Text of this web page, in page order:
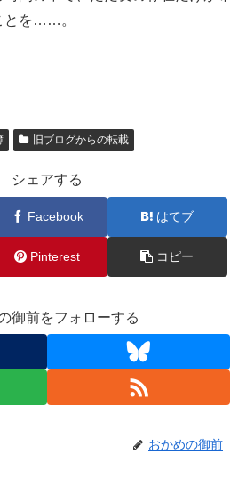
とを……。
旧ブログからの転載
シェアする
Facebook はてブ
Pinterest コピー
御前をフォローする
おかめの御前